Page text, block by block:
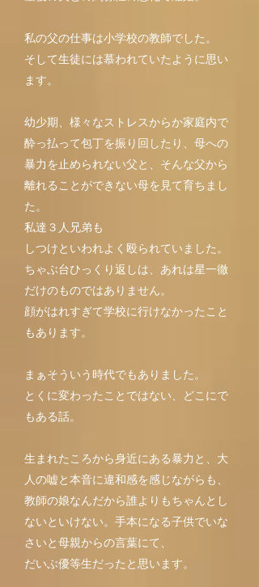
私の父の仕事は小学校の教師でした。
そして生徒には慕われていたように思い
ます。
幼少期、様々なストレスからか家庭内で
酔っ払って包丁を振り回したり、母への
暴力を止められない父と、そんな父から
離れることができない母を見て育ちまし
た。
私達３人兄弟も
しつけといわれよく殴られていました。
ちゃぶ台ひっくり返しは、あれは星一徹
だけのものではありません。
顔がはれすぎて学校に行けなかったこと
もあります。
まぁそういう時代でもありました。
とくに変わったことではない、どこにで
もある話。
生まれたころから身近にある暴力と、大
人の嘘と本音に違和感を感じながらも、
教師の娘なんだから誰よりもちゃんとし
ないといけない。手本になる子供でいな
さいと母親からの言葉にて、
だいぶ優等生だったと思います。